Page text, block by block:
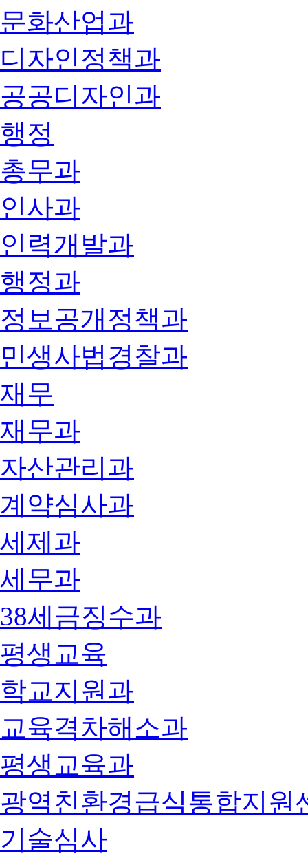
문화산업과
디자인정책과
공공디자인과
행정
총무과
인사과
인력개발과
행정과
정보공개정책과
민생사법경찰과
재무
재무과
자산관리과
계약심사과
세제과
세무과
38세금징수과
평생교육
학교지원과
교육격차해소과
평생교육과
광역친환경급식통합지원
기술심사